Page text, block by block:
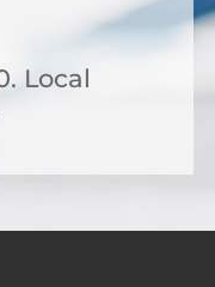
Local